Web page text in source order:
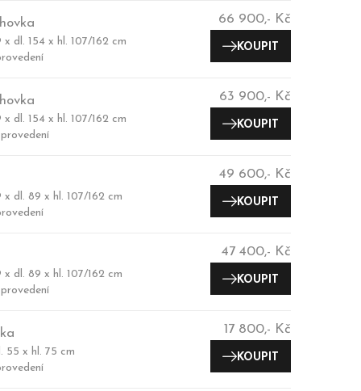
dl. 154 x hl. 107/162 cm
66 900,- Kč
KOUPIT
dl. 154 x hl. 107/162 cm
63 900,- Kč
KOUPIT
x dl. 89 x hl. 107/162 cm
49 600,- Kč
KOUPIT
x dl. 89 x hl. 107/162 cm
47 400,- Kč
KOUPIT
55 x hl. 75 cm
17 800,- Kč
KOUPIT